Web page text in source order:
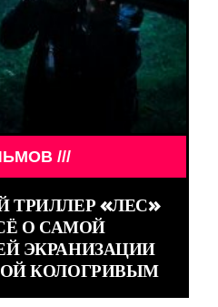
ТРИЛЛЕР «ЛЕС»
О САМОЙ
ЭКРАНИЗАЦИИ
КОЛОГРИВЫМ